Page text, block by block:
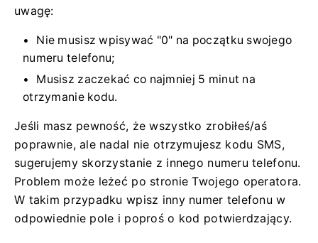
uwagę:
Nie musisz wpisywać "0" na początku swojego
numeru telefonu;
Musisz zaczekać co najmniej 5 minut na
otrzymanie kodu.
Jeśli masz pewność, że wszystko zrobiłeś/aś
poprawnie, ale nadal nie otrzymujesz kodu SMS,
sugerujemy skorzystanie z innego numeru telefonu.
Problem może leżeć po stronie Twojego operatora.
W takim przypadku wpisz inny numer telefonu w
odpowiednie pole i poproś o kod potwierdzający.